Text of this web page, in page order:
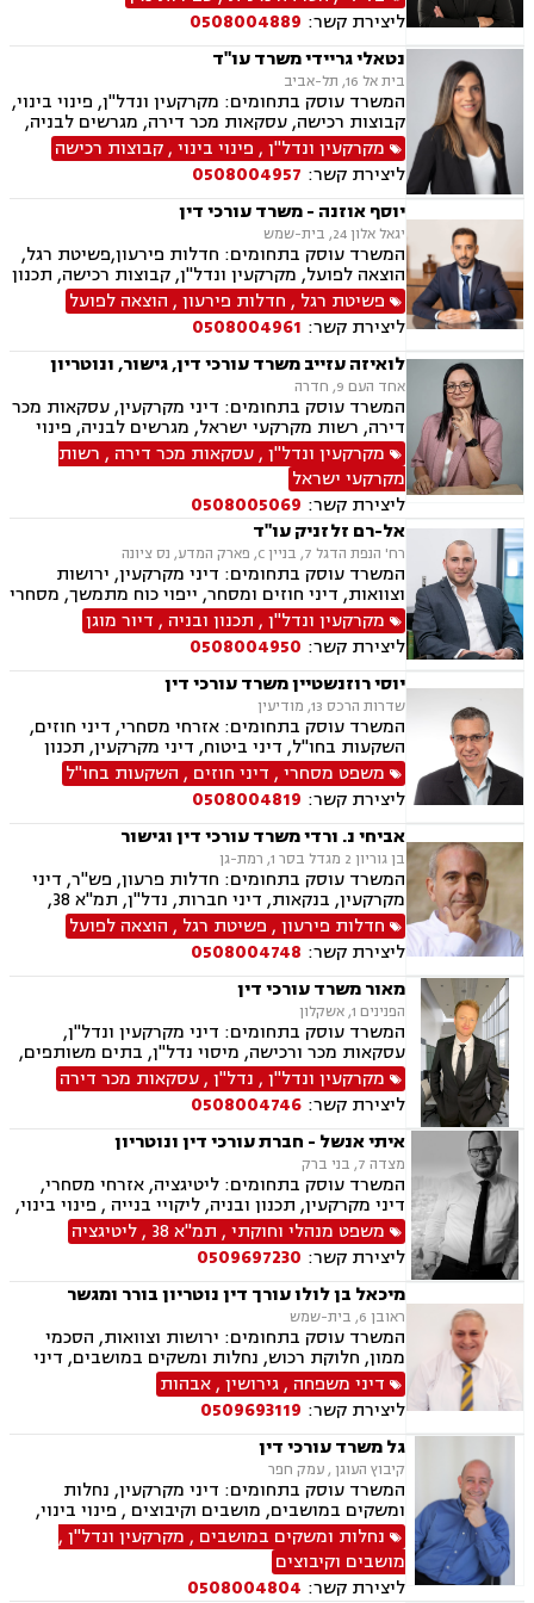
סמים, וועדת שיחרורים, עבירות סייבר וכו', דיני
מקרקעין ונדל"ן, תכנון ובניה, דיור מוגן, אגודות
שיתופיות ליקויי בנייה, מושבים וקיבוצים, פינוי
בינוי, קבוצות רכישה עסקאות מכר דירה, פינוי
מושכר הפקעת קרקעות, מגרשים לבניה, דיירות
מוגנת, נחלות ומשקים במושבים, רשות מקרקעי
ישראל, צווי הריסה, רישום קבלנים, בתים משותפים,
נדל"ן ביהודה ושומרון,
ליצירת קשר: 0508004889
נטאלי גריידי משרד עו"ד
בית אל 16, תל-אביב
המשרד עוסק בתחומים: מקרקעין ונדל"ן, פינוי בינוי,
קבוצות רכישה, עסקאות מכר דירה, מגרשים לבניה,
רשות מקרקעי ישראל, בתים משותפים, נדל"ן
ביהודה ושומרון, מיסוי נדל"ן, היטל השבחה, מיסוי
עירוני, ירושות וצוואות, ייפוי כוח מתמשך
מקרקעין ונדל"ן, פינוי בינוי,קבוצות רכישה
ליצירת קשר: 0508004957
יוסף אוזנה - משרד עורכי דין
יגאל אלון 24, בית-שמש
המשרד עוסק בתחומים: חדלות פירעון,פשיטת רגל,
הוצאה לפועל, מקרקעין ונדל"ן, קבוצות רכישה, תכנון
ובניה, עסקאות מכר דירה, רישום קבלנים, פינוי
מושכר, מגרשים לבניה, דיירות מוגונת, נחלות
ומשקים במושבים, רשות מקרקעי ישראל, צווי
הריסה, בתים משותפים, נדל"ן ביהודה ושומרון
פשיטת רגל , חדלות פירעון, הוצאה לפועל
ליצירת קשר: 0508004961
לואיזה עזייב משרד עורכי דין, גישור, ונוטריון
אחד העם 9, חדרה
המשרד עוסק בתחומים: דיני מקרקעין, עסקאות מכר
דירה, רשות מקרקעי ישראל, מגרשים לבניה, פינוי
מושכר, בתים משותפים, אפוטרופסות, ידועים
בציבור, הסכמי ממון, ייפוי כוח מתמשך, ירושות
וצוואות
מקרקעין ונדל"ן,עסקאות מכר דירה , רשות
מקרקעי ישראל
ליצירת קשר: 0508005069
אל-רם זלזניק עו"ד
רח' הנפת הדגל 7, בניין C, פארק המדע, נס ציונה
המשרד עוסק בתחומים: דיני מקרקעין, ירושות
וצוואות, דיני חוזים ומסחר, ייפוי כוח מתמשך, מסחרי
אזרחימקרקעין ונדל"ן, תכנון ובניה , דיור מוגן
ליצירת קשר: 0508004950
יוסי רוזנשטיין משרד עורכי דין
שדרות הרכס 13, מודיעין
המשרד עוסק בתחומים: אזרחי מסחרי, דיני חוזים,
השקעות בחו"ל, דיני ביטוח, דיני מקרקעין, תכנון
ובניה, ליקויי בניה, מושבים וקיבוצים, פינוי בינוי,
קבוצות רכישה, עסקאות מכר דירה, נדל"ן, פינוי
מושכר, הפקעת קרקעות, מגרשים לבניה,נחלות
ומשקים במושבים, רשות מקרקעי ישראל, צווי
הריסה, דיני חברות, ליווי עסקי, מיסוי נדל"ן, תמא
38, פשיטת רגל, תביעות ייצוגיות
משפט מסחרי, דיני חוזים , השקעות בחו"ל
ליצירת קשר: 0508004819
אביחי נ. ורדי משרד עורכי דין וגישור
בן גוריון 2 מגדל בסר 1, רמת-גן
המשרד עוסק בתחומים: חדלות פרעון, פש"ר, דיני
מקרקעין, בנקאות, דיני חברות, נדל"ן, תמ"א 38,
מיוסי מקרקעין, ליטגציה, גישור עסקי
חדלות פירעון, פשיטת רגל , הוצאה לפועל
ליצירת קשר: 0508004748
מאור משרד עורכי דין
הפנינים 1, אשקלון
המשרד עוסק בתחומים: דיני מקרקעין ונדל"ן,
עסקאות מכר ורכישה, מיסוי נדל"ן, בתים משותפים,
תכנון ובניה, ליקוי בניה, מושבים וקיבוצים, קבוצת
רכישה, מגרשים לבניה, רשות מקרקעי ישראל,
ירושות וצוואות, הסכמי ממון, ייפוי כוח מתמשך, דיני
משפחה, פונדקאות, מזונות, גישור, אפוטרופסות,
גירושין, נשואים אזרחיים, מעמד אישי, ניכור הורי,
זמני שהות, העברה בין דורית
מקרקעין ונדל"ן, נדל"ן,עסקאות מכר דירה
ליצירת קשר: 0508004746
איתי אנשל - חברת עורכי דין ונוטריון
מצדה 7, בני ברק
המשרד עוסק בתחומים: ליטיגציה, אזרחי מסחרי,
דיני מקרקעין, תכנון ובניה, ליקויי בנייה , פינוי בינוי,
קבוצות רכישה, עסקאות מכר דירה, פינוי מושכר,
מגרשים לבניה ,נחלות ומשקים במושבים, רשות
מקרקעי ישראל, צווי הריסה, מיסוי נדל"ן, היטל
פיתוח, היטל השבחה, דיני חוזים, תביעות ייצוגיות,
ירושות וצוואות, נוטריון, דיני מכרזים והתקשרויות,
חוקתי ומנהלי, רישוי עסקים, דיני חברות, סכסוך בין
בעלי מניות, ליווי עסקי, הגבלים עסקיים, בנקים,
ערבויות ושטרות, קניין רוחני, זכויות יוצרים, דיני
בנקאות, חברות אשראי סליקה
משפט מנהלי וחוקתי, תמ"א 38 ,ליטיגציה
ליצירת קשר: 0509697230
מיכאל בן לולו עורך דין נוטריון בורר ומגשר
ראובן 6, בית-שמש
המשרד עוסק בתחומים: ירושות וצוואות, הסכמי
ממון, חלוקת רכוש, נחלות ומשקים במושבים, דיני
מקרקעין, עסקאות מכר דירה, נדל"ן, רשות מקרקעי
ישראל, דיני משפחה, גירושין, מזונות, משמורת,
אלימות במשפחה, אבהות , גישור במשפחה, אומנה,
מעמד אישי, ניכור הורי
דיני משפחה ,גירושין,אבהות
ליצירת קשר: 0509693119
גל משרד עורכי דין
קיבוץ העוגן , עמק חפר
המשרד עוסק בתחומים: דיני מקרקעין, נחלות
ומשקים במושבים, מושבים וקיבוצים , פינוי בינוי,
תמ"א 38, עסקאות מכר דירה, רשות מקרקעי ישראל,
השקעות בחו"ל, קבוצות רכישה, נדל"ן, מגרשים
לבניה , רישום קבלנים, נדל"ן ביהודה ושומרון, מיסוי
נדל"ן, נוטריון, מגשרים
נחלות ומשקים במושבים , מקרקעין ונדל"ן,
מושבים וקיבוצים
ליצירת קשר: 0508004804